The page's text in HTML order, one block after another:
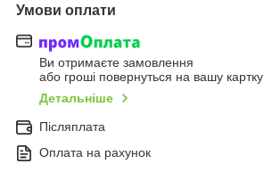
Умови оплати
Ви отримаєте замовлення
або гроші повернуться на вашу картку
Детальніше
Післяплата
Оплата на рахунок